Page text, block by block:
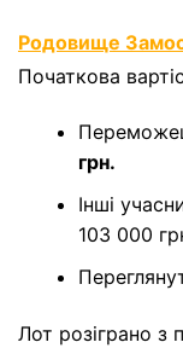
Родовище
Початкова
грн.
Інші
103 000
Лот розіграно з